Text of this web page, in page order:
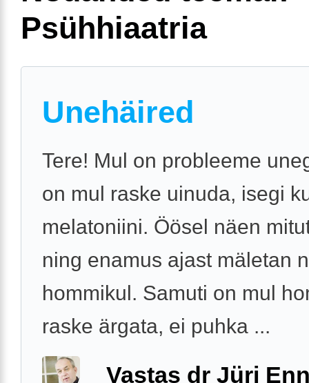
Psühhiaatria
Unehäired
Tere! Mul on probleeme
on mul raske uinuda, isegi
melatoniini. Öösel näen
ning enamus ajast mäletan
hommikul. Samuti on mul
raske ärgata, ei puhka ...
Vastas dr Jüri